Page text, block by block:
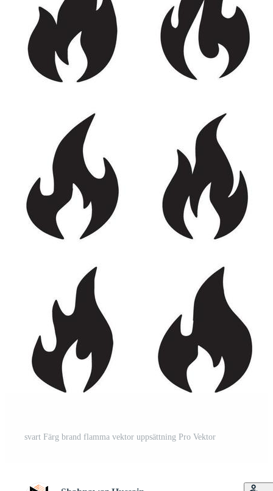
svart Färg brand flamma vektor uppsättning Pro Vektor